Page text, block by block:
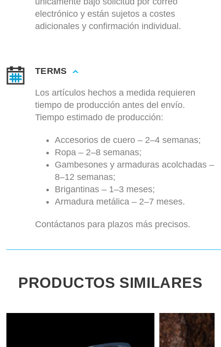
electrónico y están sujetos a costes
adicionales y confirmación individual.
TERMS
Los artículos hechos a medida requieren
tiempo de producción antes del envío.
Tiempo estimado de producción:
Accesorios de cuero – 2–4 semanas;
Ropa – 2–8 semanas;
Gambesones y armaduras acolchadas –
8–12 semanas;
Brigantinas – 1–3 meses;
Armadura metálica – 2–7 meses.
Contáctanos para plazos más precisos.
PRODUCTOS SIMILARES